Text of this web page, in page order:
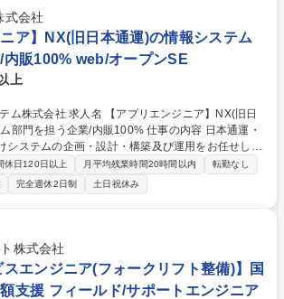
式会社
ニア】NX(旧日本通運)の情報システム
内販100% web/オープンSE
上
プリエンジニア】NX(旧日
う企業/内販100% 仕事の内容 日本通運・
システムの企画・設計・構築及び運用をお任せしま
プビル内にオフィスを構えており、お客様との距離
す)業務内容詳細は下記となります。 1.新規開
スまで対応します。 2.既存システムの運用：運用と
立場」と「開発者の立場」の双方をプライムとして
の業務部門との新機能の検討、導入計画策定■既
件定義、ベンダー選定■受入検証作業■小規模案件の
プリエンジニア】NX(旧日
部門を担う企業/内販100%
休日120日以上 月平均残業時間20時間以内
転勤なし
完全週休2日制 土日祝休み
株式会社
スエンジニア(フォークリフト整備)】国
支援 フィールド/サポートエンジニア